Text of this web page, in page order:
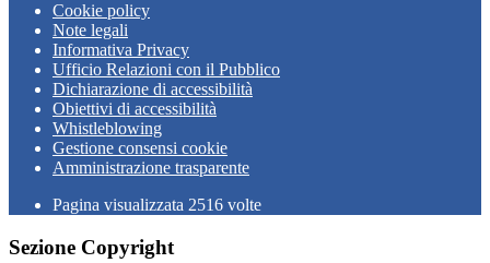
Cookie policy
Note legali
Informativa Privacy
Ufficio Relazioni con il Pubblico
Dichiarazione di accessibilità
Obiettivi di accessibilità
Whistleblowing
Gestione consensi cookie
Amministrazione trasparente
Pagina visualizzata 2516 volte
Sezione Copyright